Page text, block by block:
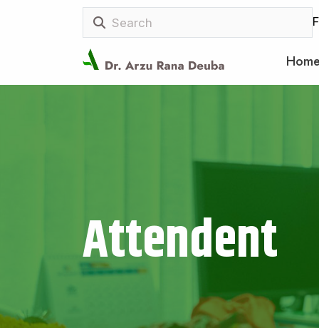
Attendent